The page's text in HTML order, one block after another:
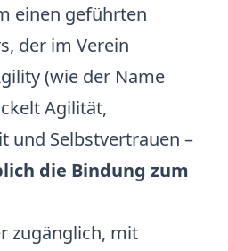
einen geführten
der im Verein
(wie der Name
Agilität,
und Selbstvertrauen –
die Bindung zum
zugänglich, mit